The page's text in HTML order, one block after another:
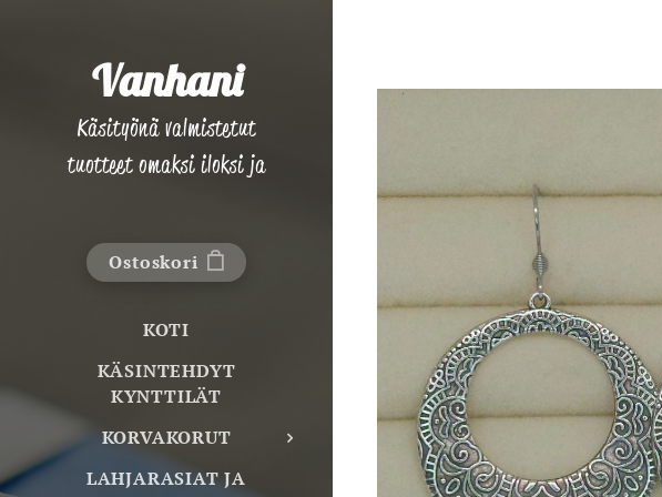
Vanhani
Käsityönä valmistetut
tuotteet omaksi iloksi ja
Ostoskori
KOTI
KÄSINTEHDYT
KYNTTILÄT
KORVAKORUT
LAHJARASIAT JA